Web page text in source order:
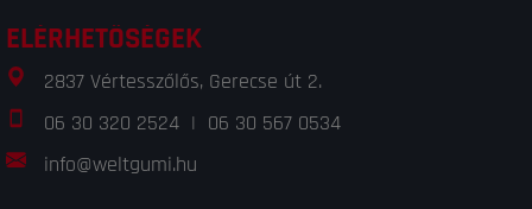
ELÉRHETŐSÉGEK
2837 Vértesszőlős, Gerecse út 2.
06 30 320 2524 | 06 30 567 0534
info@weltgumi.hu